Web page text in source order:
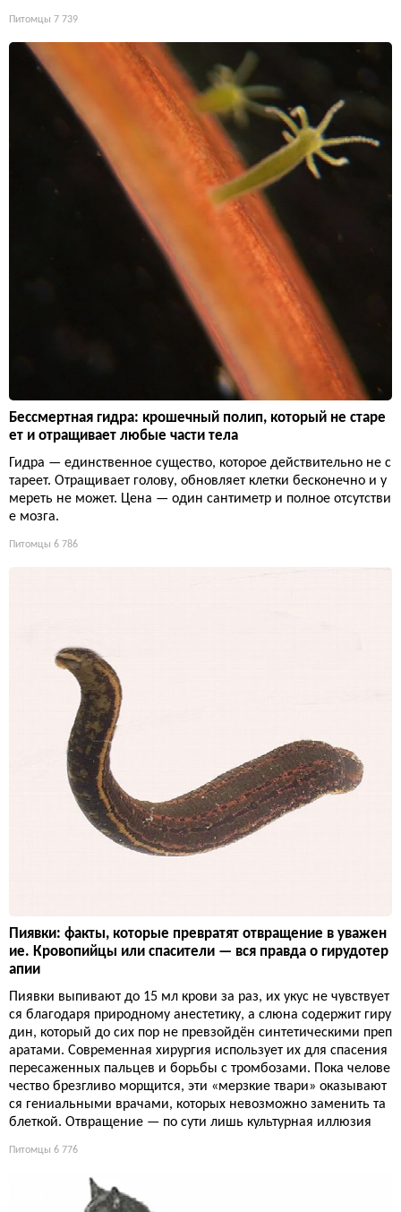
Питомцы 7 739
Бессмертная гидра: крошечный полип, который не старе
ет и отращивает любые части тела
Гидра — единственное существо, которое действительно не с
тареет. Отращивает голову, обновляет клетки бесконечно и у
мереть не может. Цена — один сантиметр и полное отсутстви
е мозга.
Питомцы 6 786
Пиявки: факты, которые превратят отвращение в уважен
ие. Кровопийцы или спасители — вся правда о гирудотер
апии
Пиявки выпивают до 15 мл крови за раз, их укус не чувствует
ся благодаря природному анестетику, а слюна содержит гиру
дин, который до сих пор не превзойдён синтетическими преп
аратами. Современная хирургия использует их для спасения
пересаженных пальцев и борьбы с тромбозами. Пока челове
чество брезгливо морщится, эти «мерзкие твари» оказывают
ся гениальными врачами, которых невозможно заменить та
блеткой. Отвращение — по сути лишь культурная иллюзия
Питомцы 6 776